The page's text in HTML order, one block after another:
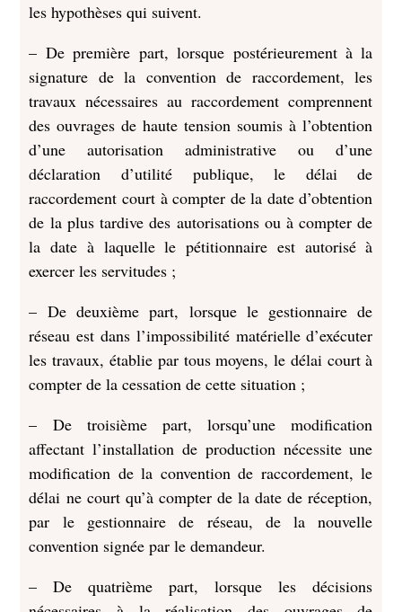
les hypothèses qui suivent.
– De première part, lorsque postérieurement à la
signature de la convention de raccordement, les
travaux nécessaires au raccordement comprennent
des ouvrages de haute tension soumis à l’obtention
d’une autorisation administrative ou d’une
déclaration d’utilité publique, le délai de
raccordement court à compter de la date d’obtention
de la plus tardive des autorisations ou à compter de
la date à laquelle le pétitionnaire est autorisé à
exercer les servitudes ;
– De deuxième part, lorsque le gestionnaire de
réseau est dans l’impossibilité matérielle d’exécuter
les travaux, établie par tous moyens, le délai court à
compter de la cessation de cette situation ;
– De troisième part, lorsqu’une modification
affectant l’installation de production nécessite une
modification de la convention de raccordement, le
délai ne court qu’à compter de la date de réception,
par le gestionnaire de réseau, de la nouvelle
convention signée par le demandeur.
– De quatrième part, lorsque les décisions